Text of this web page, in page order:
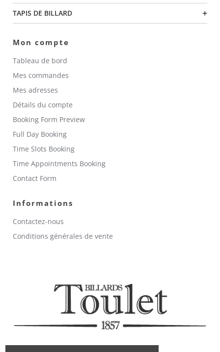
TAPIS DE BILLARD +
Mon compte
Tableau de bord
Mes commandes
Mes adresses
Détails du compte
Booking Form Preview
Full Day Booking
Time Slots Booking
Time Appointments Booking
Contact Form
Informations
Contactez-nous
Conditions générales de vente